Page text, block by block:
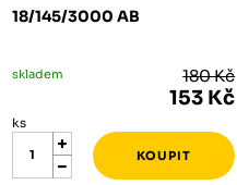
18/145/3000 AB
skladem 180 Kč
153 Kč
ks